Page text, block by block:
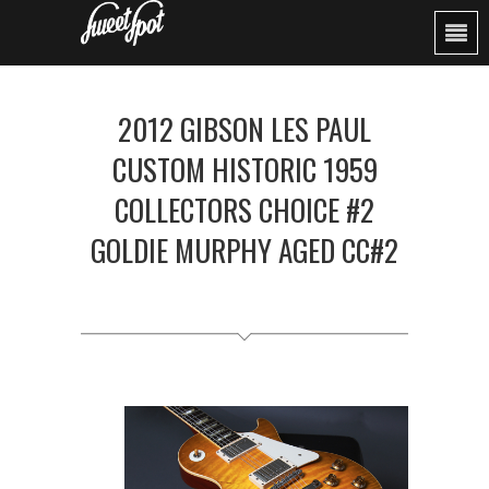
2012 GIBSON LES PAUL
CUSTOM HISTORIC 1959
COLLECTORS CHOICE #2
GOLDIE MURPHY AGED CC#2